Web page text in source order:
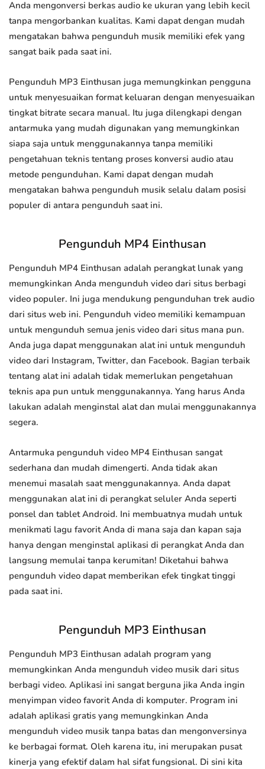
Anda mengonversi berkas audio ke ukuran yang lebih kecil
tanpa mengorbankan kualitas. Kami dapat dengan mudah
mengatakan bahwa pengunduh musik memiliki efek yang
sangat baik pada saat ini.
Pengunduh MP3 Einthusan juga memungkinkan pengguna
untuk menyesuaikan format keluaran dengan menyesuaikan
tingkat bitrate secara manual. Itu juga dilengkapi dengan
antarmuka yang mudah digunakan yang memungkinkan
siapa saja untuk menggunakannya tanpa memiliki
pengetahuan teknis tentang proses konversi audio atau
metode pengunduhan. Kami dapat dengan mudah
mengatakan bahwa pengunduh musik selalu dalam posisi
populer di antara pengunduh saat ini.
Pengunduh MP4 Einthusan
Pengunduh MP4 Einthusan adalah perangkat lunak yang
memungkinkan Anda mengunduh video dari situs berbagi
video populer. Ini juga mendukung pengunduhan trek audio
dari situs web ini. Pengunduh video memiliki kemampuan
untuk mengunduh semua jenis video dari situs mana pun.
Anda juga dapat menggunakan alat ini untuk mengunduh
video dari Instagram, Twitter, dan Facebook. Bagian terbaik
tentang alat ini adalah tidak memerlukan pengetahuan
teknis apa pun untuk menggunakannya. Yang harus Anda
lakukan adalah menginstal alat dan mulai menggunakannya
segera.
Antarmuka pengunduh video MP4 Einthusan sangat
sederhana dan mudah dimengerti. Anda tidak akan
menemui masalah saat menggunakannya. Anda dapat
menggunakan alat ini di perangkat seluler Anda seperti
ponsel dan tablet Android. Ini membuatnya mudah untuk
menikmati lagu favorit Anda di mana saja dan kapan saja
hanya dengan menginstal aplikasi di perangkat Anda dan
langsung memulai tanpa kerumitan! Diketahui bahwa
pengunduh video dapat memberikan efek tingkat tinggi
pada saat ini.
Pengunduh MP3 Einthusan
Pengunduh MP3 Einthusan adalah program yang
memungkinkan Anda mengunduh video musik dari situs
berbagi video. Aplikasi ini sangat berguna jika Anda ingin
menyimpan video favorit Anda di komputer. Program ini
adalah aplikasi gratis yang memungkinkan Anda
mengunduh video musik tanpa batas dan mengonversinya
ke berbagai format. Oleh karena itu, ini merupakan pusat
kinerja yang efektif dalam hal sifat fungsional. Di sini kita